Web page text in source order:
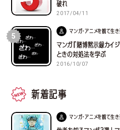
破れ
2017/04/11
5
マンガ・アニメを観て生き
マンガ『賭博黙示録カイ
ときの対処法を学ぶ
2016/10/07
新着記事
マンガ・アニメを観て生き